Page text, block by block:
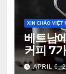
XIN CHÀO VIỆT
베트남
커피 7
APRIL 6,